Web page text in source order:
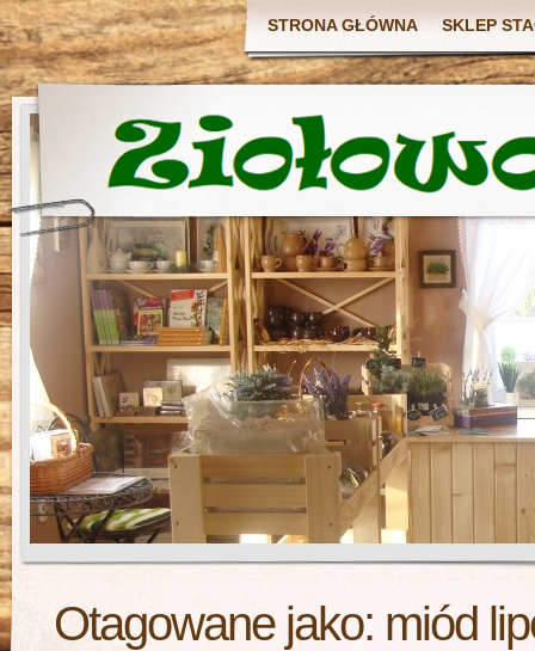
STRONA GŁÓWNA SKLEP
Otagowane jako: miód